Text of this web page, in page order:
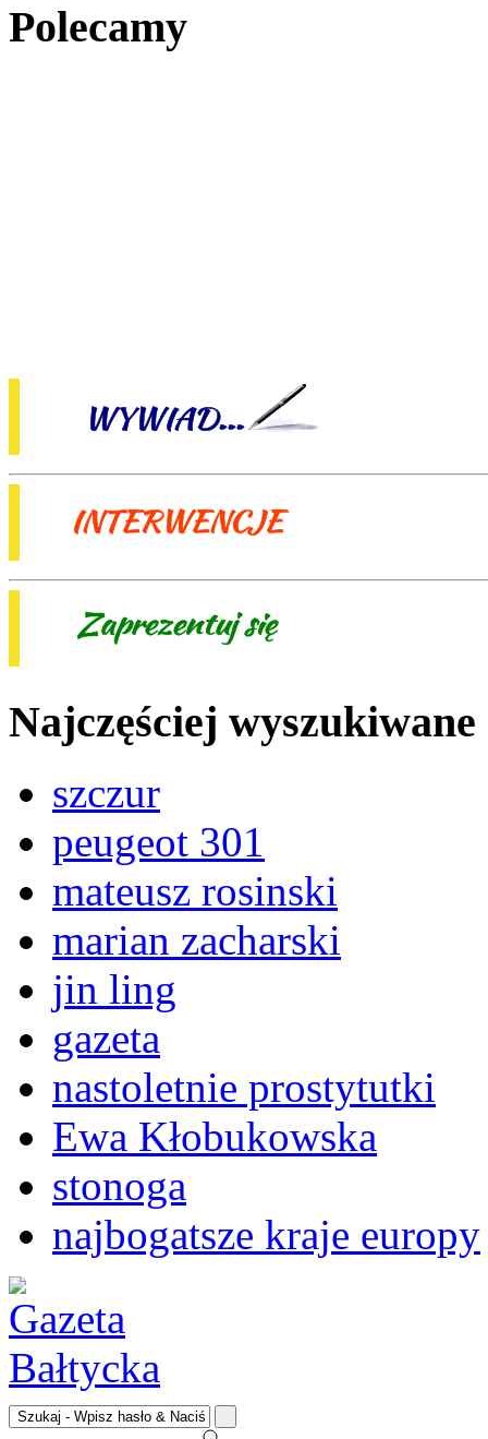
Polecamy
Najczęściej wyszukiwane
szczur
peugeot 301
mateusz rosinski
marian zacharski
jin ling
gazeta
nastoletnie prostytutki
Ewa Kłobukowska
stonoga
najbogatsze kraje europy